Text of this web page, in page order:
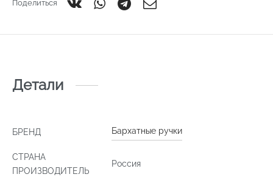
Поделиться
Детали
БРЕНД Бархатные ручки
СТРАНА
ПРОИЗВОДИТЕЛЬ
Россия